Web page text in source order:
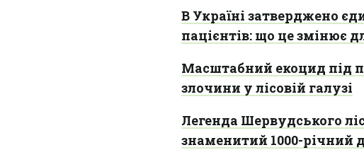
В Україні затверджено
пацієнтів: що це змінює
Масштабний екоцид під
злочини у лісовій галузі
Легенда Шервудського
знаменитий 1000-річний